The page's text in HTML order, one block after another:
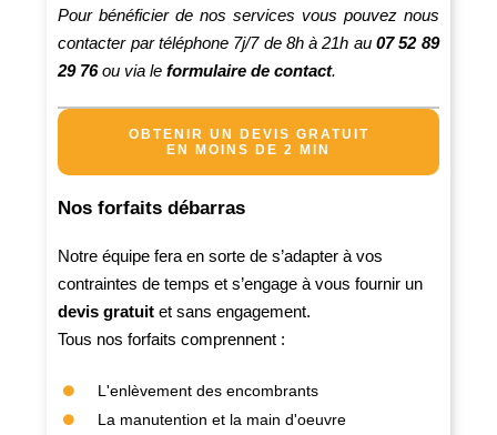
Pour bénéficier de nos services vous pouvez nous
contacter par téléphone 7j/7 de 8h à 21h au07 52 89
29 76ou via leformulaire de contact.
OBTENIR UN DEVIS GRATUIT
EN MOINS DE 2 MIN
Nos forfaits débarras
Notre équipe fera en sorte de s’adapter à vos
contraintes de temps et s’engage à vous fournir un
devis gratuit et sans engagement.
Tous nos forfaits comprennent :
L'enlèvement des encombrants
La manutention et la main d'oeuvre